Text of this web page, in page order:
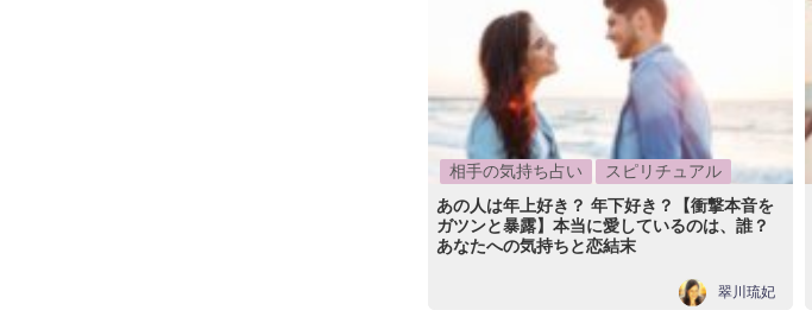
相手の気持ち占い
スピリチュアル
あの人は年上好き？ 年下好き？【衝撃本音を
ガツンと暴露】本当に愛しているのは、誰？
あなたへの気持ちと恋結末
翠川琉妃